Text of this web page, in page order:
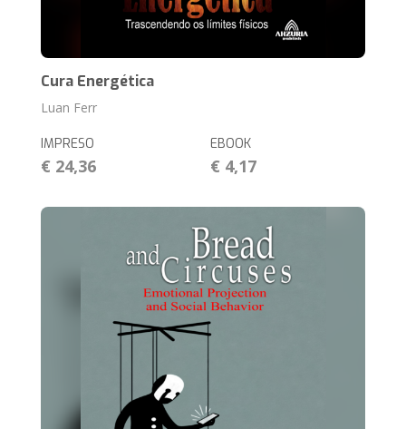
Cura Energética
Luan Ferr
IMPRESO
€ 24,36
EBOOK
€ 4,17